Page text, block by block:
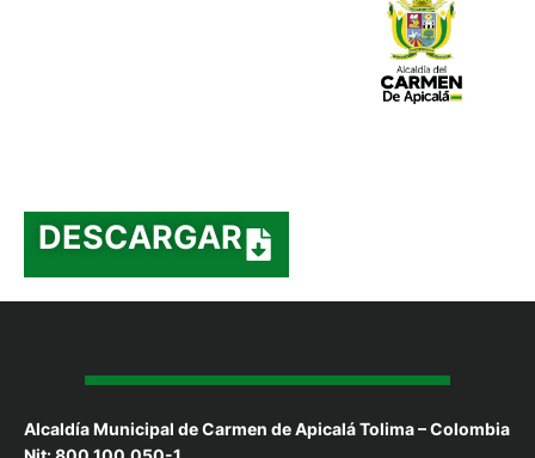
DESCARGAR
Alcaldía Municipal de Carmen de Apicalá Tolima – Colombia